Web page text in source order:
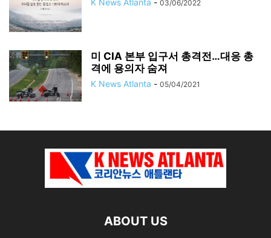
K News Atlanta - 03/06/2022
미 CIA 본부 입구서 총격전…대응 총
격에 용의자 숨져
K News Atlanta - 05/04/2021
ABOUT US